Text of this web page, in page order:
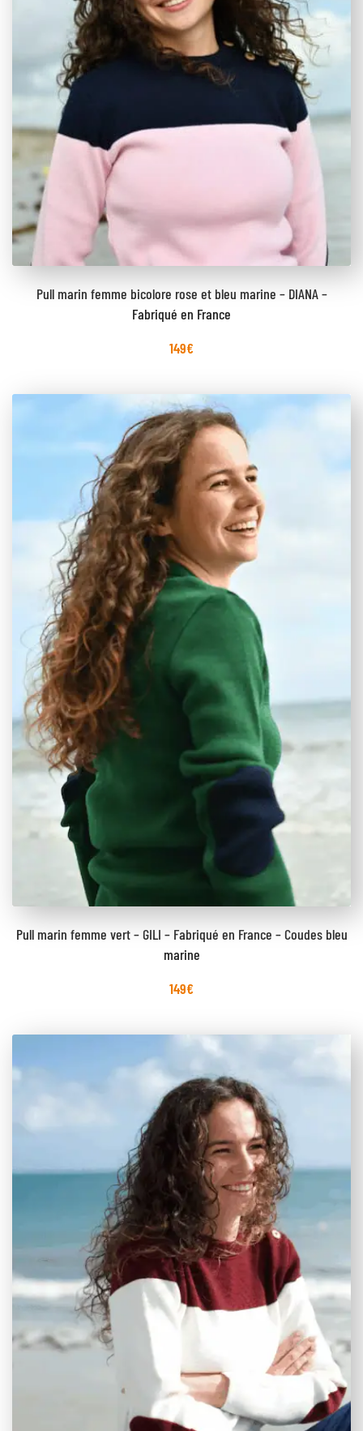
Pull marin femme bicolore rose et bleu marine – DIANA –
Fabriqué en France
149€
Pull marin femme vert – GILI – Fabriqué en France – Coudes bleu
marine
149€